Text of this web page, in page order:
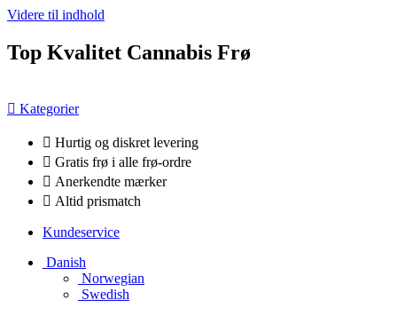
Videre til indhold
Top Kvalitet Cannabis Frø
Kategorier
Hurtig og diskret levering
Gratis frø i alle frø-ordre
Anerkendte mærker
Altid prismatch
Kundeservice
Danish
Norwegian
Swedish